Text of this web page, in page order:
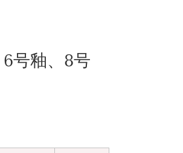
号釉、8号